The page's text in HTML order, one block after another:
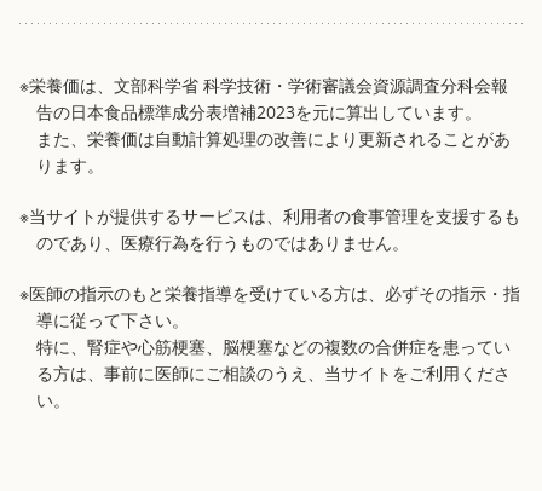
※栄養価は、文部科学省 科学技術・学術審議会資源調査分科会報
告の日本食品標準成分表増補2023を元に算出しています。
また、栄養価は自動計算処理の改善により更新されることがあ
ります。
※当サイトが提供するサービスは、利用者の食事管理を支援するも
のであり、医療行為を行うものではありません。
※医師の指示のもと栄養指導を受けている方は、必ずその指示・指
導に従って下さい。
特に、腎症や心筋梗塞、脳梗塞などの複数の合併症を患ってい
る方は、事前に医師にご相談のうえ、当サイトをご利用くださ
い。